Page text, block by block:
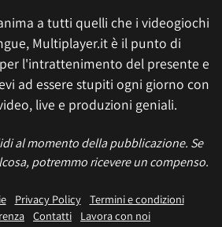
a tutti quelli che i videogiochi
Multiplayer.it è il punto di
l'intrattenimento del presente e
ad essere stupiti ogni giorno con
live e produzioni geniali.
al momento della pubblicazione. Se
potremmo ricevere un compenso.
Privacy Policy
Termini e condizioni
Contatti
Lavora con noi